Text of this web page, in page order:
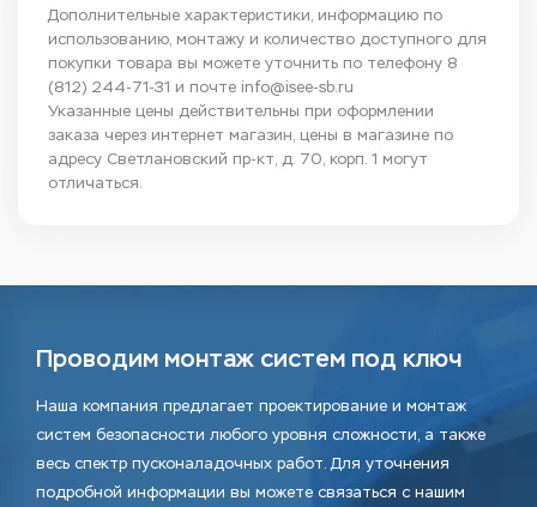
Дополнительные характеристики, информацию по
использованию, монтажу и количество доступного для
покупки товара вы можете уточнить по телефону 8
(812) 244-71-31 и почте info@isee-sb.ru
Указанные цены действительны при оформлении
заказа через интернет магазин, цены в магазине по
адресу Светлановский пр-кт, д. 70, корп. 1 могут
отличаться.
Проводим монтаж систем под ключ
Наша компания предлагает проектирование и монтаж
систем безопасности любого уровня сложности, а также
весь спектр пусконаладочных работ. Для уточнения
подробной информации вы можете связаться с нашим